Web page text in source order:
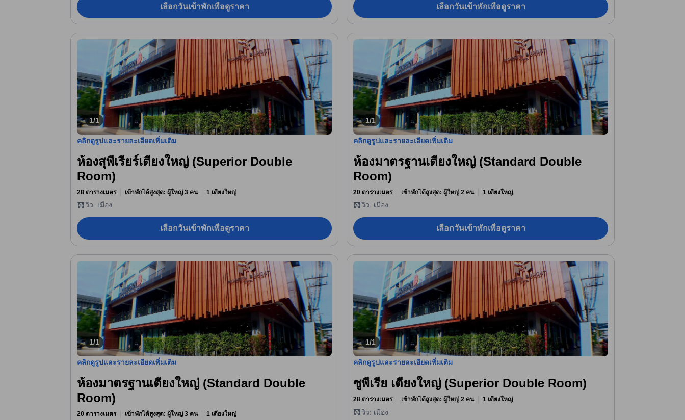
เลือกวันเข้าพักเพื่อดูราคา เลือกวันเข้าพักเพื่อดูราคา
1/1
คลิกดูรูปและรายละเอียดเพิ่มเติม
ห้องสุพีเรียร์เตียงใหญ่ (Superior Double
Room)
28 ตารางเมตร เข้าพักได้สูงสุด: ผู้ใหญ่ 3 คน 1 เตียงใหญ่
วิว: เมือง
เลือกวันเข้าพักเพื่อดูราคา
1/1
คลิกดูรูปและรายละเอียดเพิ่มเติม
ห้องมาตรฐานเตียงใหญ่ (Standard Double
Room)
20 ตารางเมตร เข้าพักได้สูงสุด: ผู้ใหญ่ 2 คน 1 เตียงใหญ่
วิว: เมือง
เลือกวันเข้าพักเพื่อดูราคา
1/1
คลิกดูรูปและรายละเอียดเพิ่มเติม
ห้องมาตรฐานเตียงใหญ่ (Standard Double
Room)
20 ตารางเมตร เข้าพักได้สูงสุด: ผู้ใหญ่ 3 คน 1 เตียงใหญ่
1/1
คลิกดูรูปและรายละเอียดเพิ่มเติม
ซูพีเรีย เตียงใหญ่ (Superior Double Room)
28 ตารางเมตร เข้าพักได้สูงสุด: ผู้ใหญ่ 2 คน 1 เตียงใหญ่
วิว: เมือง